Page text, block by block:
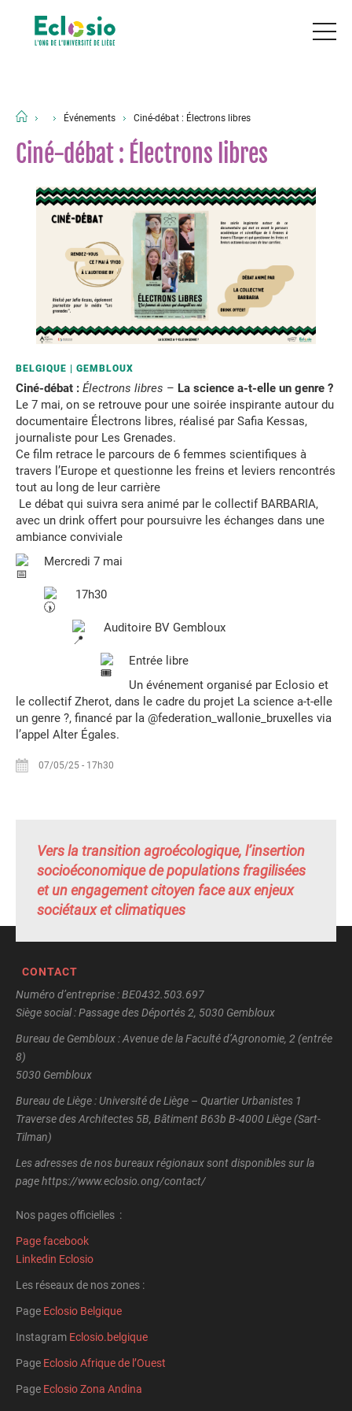
Événements Ciné-débat : Électrons libres
Ciné-débat : Électrons libres
BELGIQUE GEMBLOUX
Ciné-débat : Électrons libres – La science a-t-elle un genre ?
Le 7 mai, on se retrouve pour une soirée inspirante autour du
documentaire Électrons libres, réalisé par Safia Kessas,
journaliste pour Les Grenades.
Ce film retrace le parcours de 6 femmes scientifiques à
travers l’Europe et questionne les freins et leviers rencontrés
tout au long de leur carrière
Le débat qui suivra sera animé par le collectif BARBARIA,
avec un drink offert pour poursuivre les échanges dans une
ambiance conviviale
Mercredi 7 mai
17h30
Auditoire BV Gembloux
Entrée libre
Un événement organisé par Eclosio et
le collectif Zherot, dans le cadre du projet La science a-t-elle
un genre ?, financé par la @federation_wallonie_bruxelles via
l’appel Alter Égales.
07/05/25 - 17h30
Vers la transition agroécologique, l’insertion
socioéconomique de populations fragilisées
et un engagement citoyen face aux enjeux
sociétaux et climatiques
CONTACT
Numéro d’entreprise : BE0432.503.697
Siège social : Passage des Déportés 2, 5030 Gembloux
Bureau de Gembloux : Avenue de la Faculté d’Agronomie, 2 (entrée
8)
5030 Gembloux
Bureau de Liège : Université de Liège – Quartier Urbanistes 1
Traverse des Architectes 5B, Bâtiment B63b B-4000 Liège (Sart-
Tilman)
Les adresses de nos bureaux régionaux sont disponibles sur la
page https://www.eclosio.ong/contact/
Nos pages officielles :
Page facebook
Linkedin Eclosio
Les réseaux de nos zones :
Page Eclosio Belgique
Instagram Eclosio.belgique
Page Eclosio Afrique de l’Ouest
Page Eclosio Zona Andina